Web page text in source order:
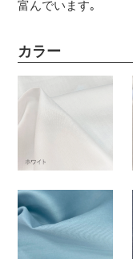
富んでいます｡
カラー